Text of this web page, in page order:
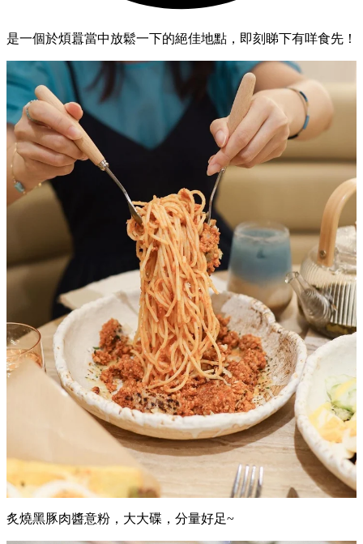
是一個於煩囂當中放鬆一下的絕佳地點，即刻睇下有咩食先！
炙燒黑豚肉醬意粉，大大碟，分量好足~